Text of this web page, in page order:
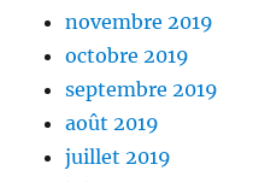
novembre 2019
octobre 2019
septembre 2019
août 2019
juillet 2019